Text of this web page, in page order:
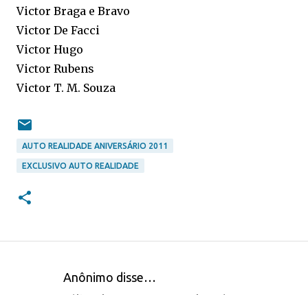
Victor Braga e Bravo
Victor De Facci
Victor Hugo
Victor Rubens
Victor T. M. Souza
AUTO REALIDADE ANIVERSÁRIO 2011
EXCLUSIVO AUTO REALIDADE
Anônimo disse…